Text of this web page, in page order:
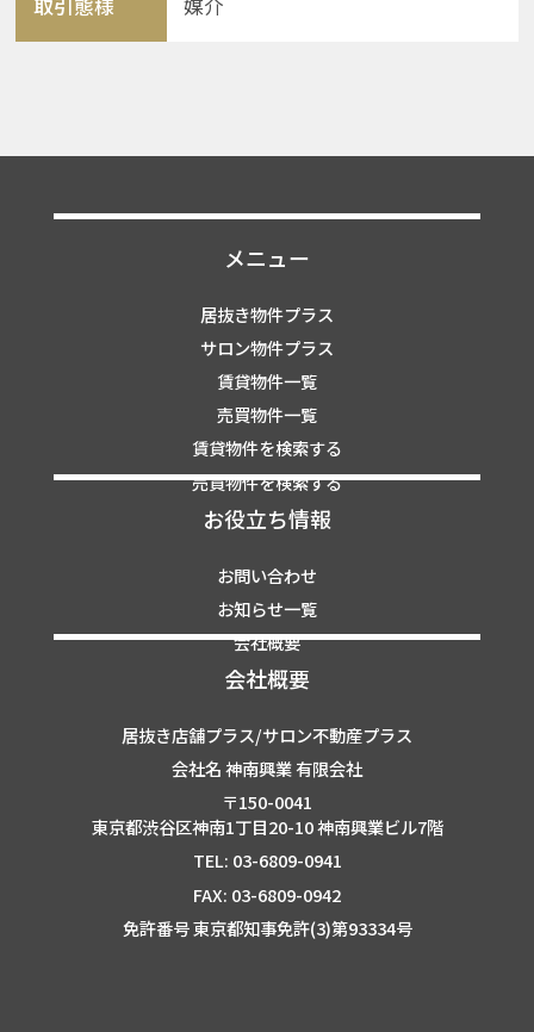
取引態様 媒介
メニュー
居抜き物件プラス
サロン物件プラス
賃貸物件一覧
売買物件一覧
賃貸物件を検索する
売買物件を検索する
お役立ち情報
お問い合わせ
お知らせ一覧
会社概要
会社概要
居抜き店舗プラス/サロン不動産プラス
会社名 神南興業 有限会社
〒150-0041
東京都渋谷区神南1丁目20-10 神南興業ビル7階
TEL: 03-6809-0941
FAX: 03-6809-0942
免許番号 東京都知事免許(3)第93334号